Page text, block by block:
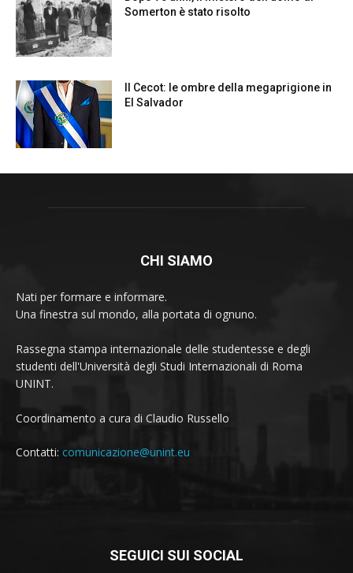
CHI SIAMO
Nati per formare e informare.
Una finestra sul mondo, alla portata di ognuno.
Rassegna stampa internazionale delle studentesse e degli
studenti dell'Università degli Studi Internazionali di Roma
UNINT.
Coordinamento a cura di Claudio Russello
Contatti: comunicazione@unint.eu
SEGUICI SUI SOCIAL